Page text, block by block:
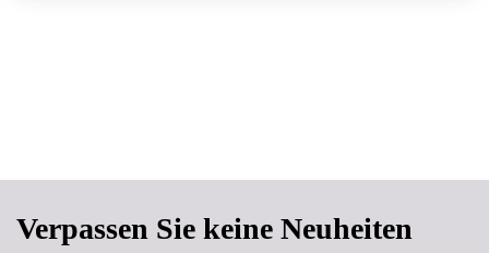
Verpassen Sie keine Neuheiten